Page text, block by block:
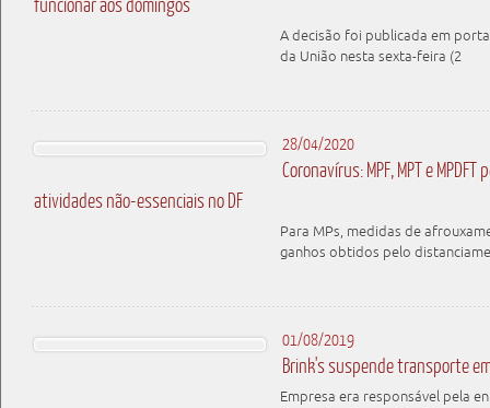
A decisão foi publicada em
da União nesta sexta-feira (2
28/04/2020
Coronavírus: MPF, MPT e
atividades não-essenciais no DF
Para MPs, medidas de
ganhos obtidos pelo
01/08/2019
Brink's suspende transporte
Empresa era responsável pela